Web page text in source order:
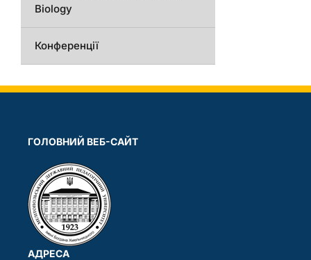
Biology
Конференції
ГОЛОВНИЙ ВЕБ-САЙТ
АДРЕСА